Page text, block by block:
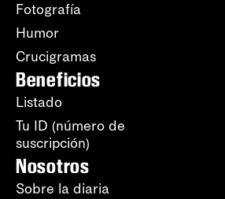
Fotografía
Humor
Crucigramas
Beneficios
Listado
Tu ID (número de
suscripción)
Nosotros
Sobre la diaria